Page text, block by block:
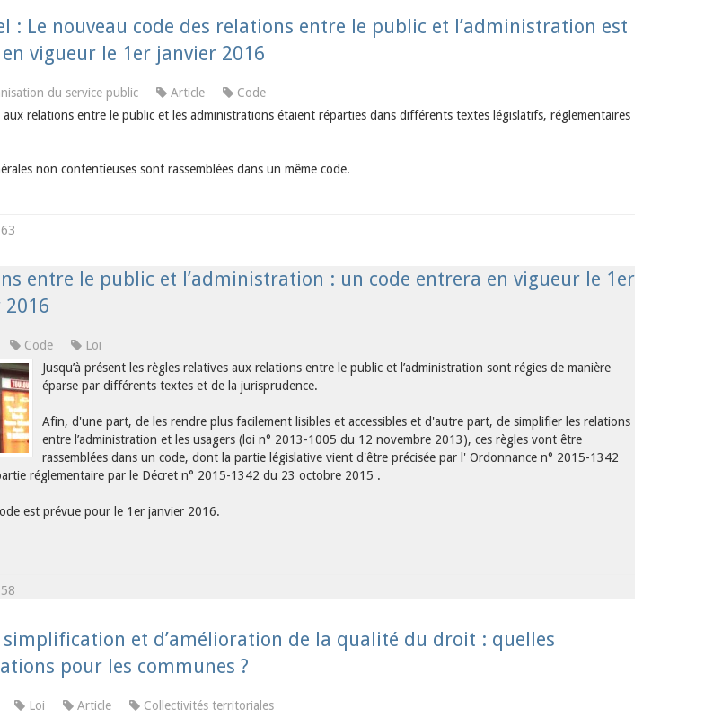
: Le nouveau code des relations entre le public et l’administration est
vigueur le 1er janvier 2016
du service public Article
Code
aux relations entre le public et les administrations étaient réparties dans différents textes législatifs, réglementaires
non contentieuses sont rassemblées dans un même code.
entre le public et l’administration : un code entrera en vigueur le 1er
2016
Code
Loi
Jusqu’à présent les règles relatives aux relations entre le public et l’administration sont régies de manière
éparse par différents textes et de la jurisprudence.
Afin, d'une part, de les rendre plus facilement lisibles et accessibles et d'autre part, de simplifier les relations
entre l’administration et les usagers (loi n° 2013-1005 du 12 novembre 2013), ces règles vont être
rassemblées dans un code, dont la partie législative vient d'être précisée par l' Ordonnance n° 2015-1342
réglementaire par le Décret n° 2015-1342 du 23 octobre 2015 .
est prévue pour le 1er janvier 2016.
simplification et d’amélioration de la qualité du droit : quelles
pour les communes ?
Loi Article Collectivités territoriales